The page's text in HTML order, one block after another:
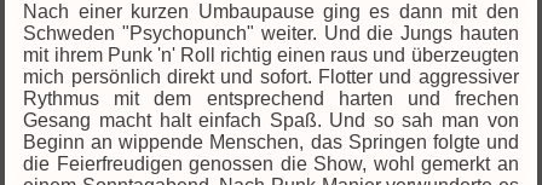
Nach einer kurzen Umbaupause ging es dann mit den
Schweden "Psychopunch" weiter. Und die Jungs hauten
mit ihrem Punk 'n' Roll richtig einen raus und überzeugten
mich persönlich direkt und sofort. Flotter und aggressiver
Rythmus mit dem entsprechend harten und frechen
Gesang macht halt einfach Spaß. Und so sah man von
Beginn an wippende Menschen, das Springen folgte und
die Feierfreudigen genossen die Show, wohl gemerkt an